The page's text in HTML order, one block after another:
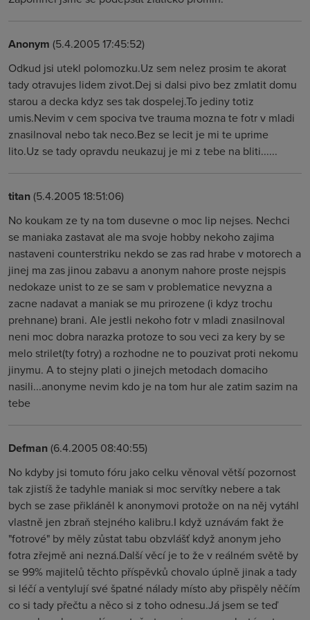
Anonym (5.4.2005 17:45:52)
Odkud jsi utekl polomozku.Uz sem nelez prosim te akorat
tady otravujes lidem zivot.Dej si dalsi pivo bez zmlatit domu
starou a decka kdyz ses tak dospelej.To jediny totiz
umis.Nevim v cem spociva tve trauma mozna te fotr v mladi
znasilnoval nebo tak neco.Bez se lecit je mi te uprime
lito.Uz se tady opravdu neukazuj je mi z tebe na bliti......
titan(5.4.2005 18:51:06)
No koukam ze ty na tom dusevne o moc lip nejses. Nechci
se maniaka zastavat ale ma svoje hobby nekoho zajima
nastaveni counterstriku nekdo se zas rad hrabe v motorech a
jinej ma zas jinou zabavu a anonym nahore proste nejspis
nedokaze unist to ze se sam v problematice nevyzna a
zacne nadavat a maniak se mu prirozene (i kdyz trochu
prehnane) brani. Ale jestli nekoho fotr v mladi znasilnoval
neni moc dobra narazka protoze to sou veci za kery by se
melo strilet(ty fotry) a rozhodne ne to pouzivat proti nekomu
jinymu. A to stejny plati o jinejch metodach domaciho
nasili...anonyme nevim kdo je na tom hur ale zatim sazim na
tebe
Defman(6.4.2005 08:40:55)
No kdyby jsi tomuto fóru jako celku věnoval větší pozornost
tak zjistíš že tadyhle maniak si moc servítky nebere a tak
bych se zase přikláněl k anonymovi protože on na něj vytáhl
vlastně jen zbraň stejného kalibru.I když uznávám fakt že
"fotrové" by měly zůstat tabu obzvlášť když anonym jeho
fotra zřejmě ani nezná.Další věcí je to že v reálném světě by
se 99% majitelů těchto příspěvků chovalo úplně jinak a tady
si léčí a ventylují své špatné nálady místo aby přispěly něčím
co si tady přečtu a něco si z toho odnesu.Já jsem se teď